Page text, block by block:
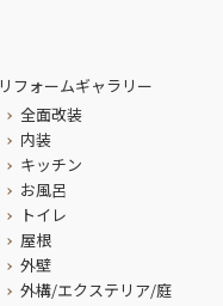
リフォームギャラリー
全面改装
内装
キッチン
お風呂
トイレ
屋根
外壁
外構/エクステリア/庭